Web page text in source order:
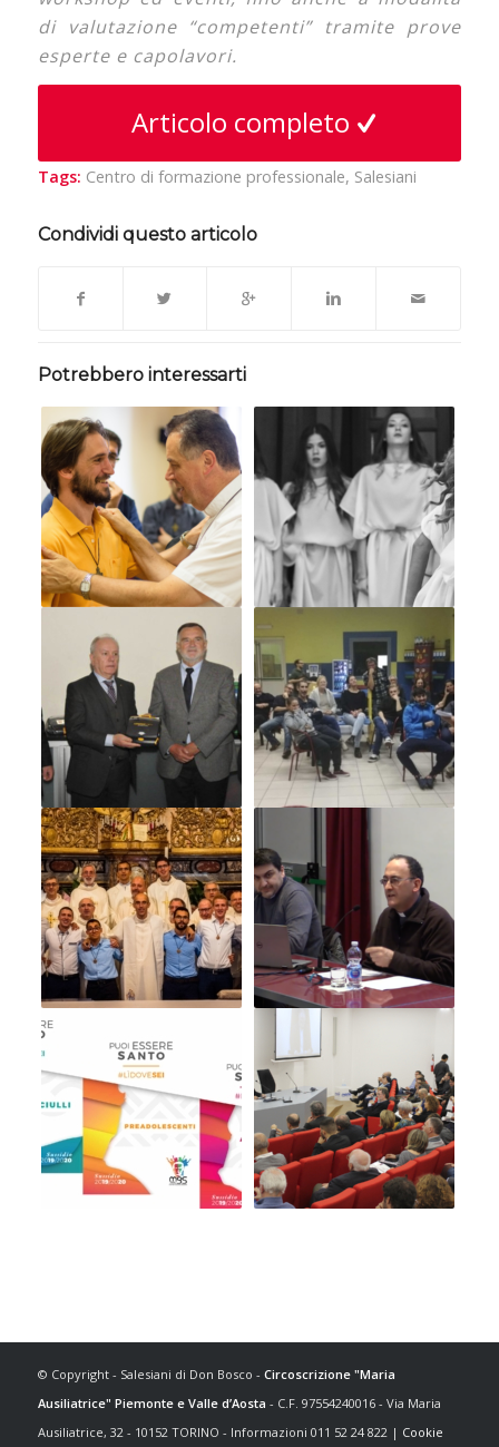
di valutazione “competenti” tramite prove
esperte e capolavori.
Articolo completo
Tags: Centro di formazione professionale, Salesiani
Condividi questo articolo
Potrebbero interessarti
© Copyright - Salesiani di Don Bosco - Circoscrizione "Maria
Ausiliatrice" Piemonte e Valle d’Aosta - C.F. 97554240016 - Via Maria
Ausiliatrice, 32 - 10152 TORINO - Informazioni 011 52 24 822 | Cookie